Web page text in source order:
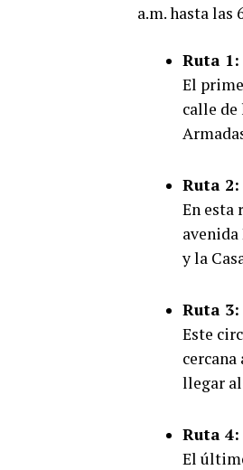
a.m. hasta las
Ruta
El
calle de
Ruta
En esta
avenida
y la
Ruta 3:
Este
cercana
llegar
Ruta
El